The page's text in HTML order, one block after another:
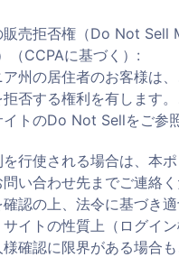
販売拒否権（Do Not Sell
（CCPAに基づく）:
州の居住者のお客様は
否する権利を有します
イトのDo Not Sellをご参
を行使される場合は、本
い合わせ先までご連絡
認の上、法令に基づき
イトの性質上（ログイ
確認に限界がある場合